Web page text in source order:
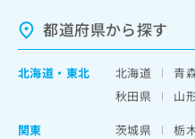
都道府県から探す
北海道 ・ 東北 北海道 青
秋田県
山
関東
茨城県 栃